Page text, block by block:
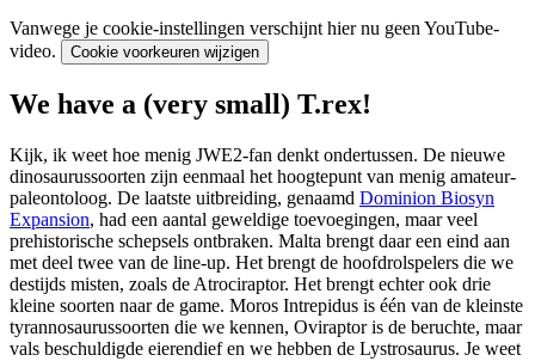
Vanwege je cookie-instellingen verschijnt hier nu geen YouTube-
video.
Cookie voorkeuren wijzigen
We have a (very small) T.rex!
Kijk, ik weet hoe menig JWE2-fan denkt ondertussen. De nieuwe
dinosaurussoorten zijn eenmaal het hoogtepunt van menig amateur-
paleontoloog. De laatste uitbreiding, genaamd Dominion Biosyn
Expansion, had een aantal geweldige toevoegingen, maar veel
prehistorische schepsels ontbraken. Malta brengt daar een eind aan
met deel twee van de line-up. Het brengt de hoofdrolspelers die we
destijds misten, zoals de Atrociraptor. Het brengt echter ook drie
kleine soorten naar de game. Moros Intrepidus is één van de kleinste
tyrannosaurussoorten die we kennen, Oviraptor is de beruchte, maar
vals beschuldigde eierendief en we hebben de Lystrosaurus. Je weet